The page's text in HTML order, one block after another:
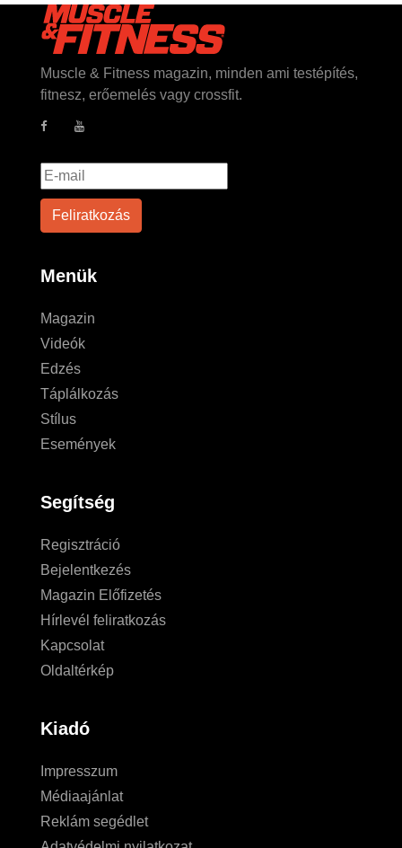
Muscle & Fitness magazin, minden ami testépítés,
fitnesz, erőemelés vagy crossfit.
Menük
Magazin
Videók
Edzés
Táplálkozás
Stílus
Események
Segítség
Regisztráció
Bejelentkezés
Magazin Előfizetés
Hírlevél feliratkozás
Kapcsolat
Oldaltérkép
Kiadó
Impresszum
Médiaajánlat
Reklám segédlet